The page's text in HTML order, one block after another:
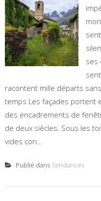
ses
racontent mille départs
temps Les façades portent
des encadrements de
de deux siècles. Sous les
vides con...
Publié dansTendances